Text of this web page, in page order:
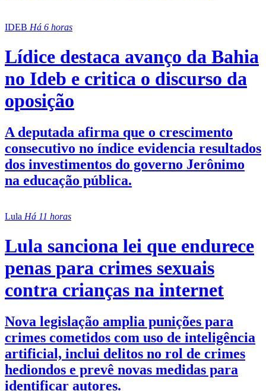
IDEB Há 6 horas
Lídice destaca avanço da Bahia
no Ideb e critica o discurso da
oposição
A deputada afirma que o crescimento
consecutivo no índice evidencia resultados
dos investimentos do governo Jerônimo
na educação pública.
Lula Há 11 horas
Lula sanciona lei que endurece
penas para crimes sexuais
contra crianças na internet
Nova legislação amplia punições para
crimes cometidos com uso de inteligência
artificial, inclui delitos no rol de crimes
hediondos e prevê novas medidas para
identificar autores.